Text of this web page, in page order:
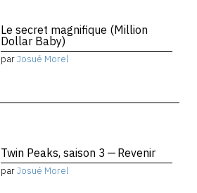
Le secret magnifique (Million
Dollar Baby)
parJosué Morel
Twin Peaks, saison 3 — Revenir
parJosué Morel